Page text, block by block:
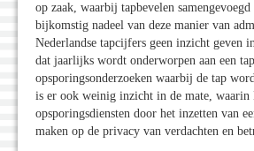
op zaak, waarbij tapbevelen
bijkomstig nadeel van deze manier van
Nederlandse tapcijfers geen inzicht geven
dat jaarlijks wordt onderworpen aan een
opsporingsonderzoeken waarbij de tap
is er ook weinig inzicht in de mate, waarin
opsporingsdiensten door het inzetten van
maken op de privacy van verdachten en